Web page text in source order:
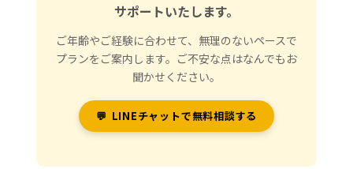
サポートいたします。
ご年齢やご経験に合わせて、無理のないペースで
プランをご案内します。ご不安な点はなんでもお
聞かせください。
💬 LINEチャットで無料相談する